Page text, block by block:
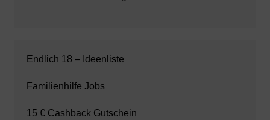
Endlich 18 – Ideenliste
Familienhilfe Jobs
15 € Cashback Gutschein